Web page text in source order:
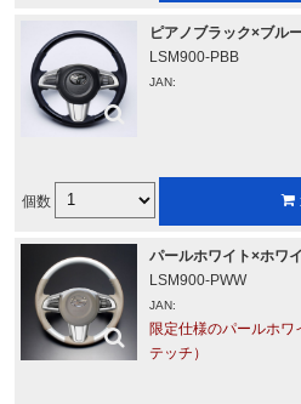
ピアノブラック×ブル
LSM900-PBB
JAN:
個数
パールホワイト×ホワ
LSM900-PWW
JAN:
限定仕様のパールホ
テッチ）